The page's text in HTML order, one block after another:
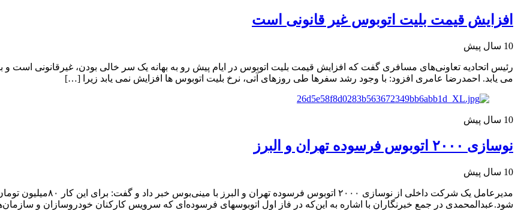
افزایش قیمت بلیت اتوبوس غیر قانونی است
10 سال پیش
رئیس اتحادیه تعاونی‌های مسافری گفت که افزایش قیمت بلیت اتوبوس در ایام پیش رو به بهانه یک سر خالی بودن، غیرقانونی
می یابد. احمدرضا عامری افزود: با وجود رشد سفرها طی روزهای آتی، نرخ بلیت اتوبوس ها افزایش نمی یابد زیرا […]
10 سال پیش
نوسازی ۲۰۰۰ اتوبوس فرسوده تهران و البرز
10 سال پیش
شود.عبدالمحمدی در جمع خبرنگاران با اشاره به این‌که در فاز اول اتوبوسهای فرسوده‌‌ای که سرویس کارکنان خودروسازان و